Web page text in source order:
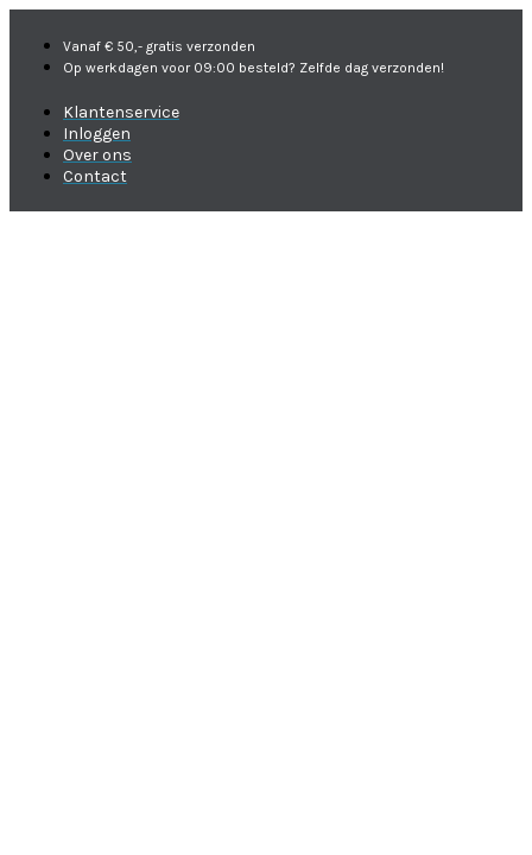
Vanaf € 50,- gratis verzonden
Op werkdagen voor 09:00 besteld? Zelfde dag verzonden!
Klantenservice
Inloggen
Over ons
Contact